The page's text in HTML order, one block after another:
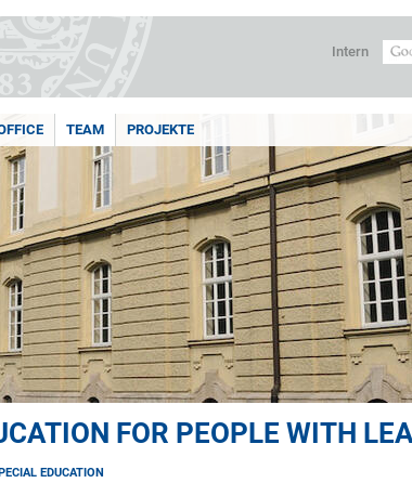
Intern
TEAM PROJEKTE
FOR PEOPLE WITH
EDUCATION